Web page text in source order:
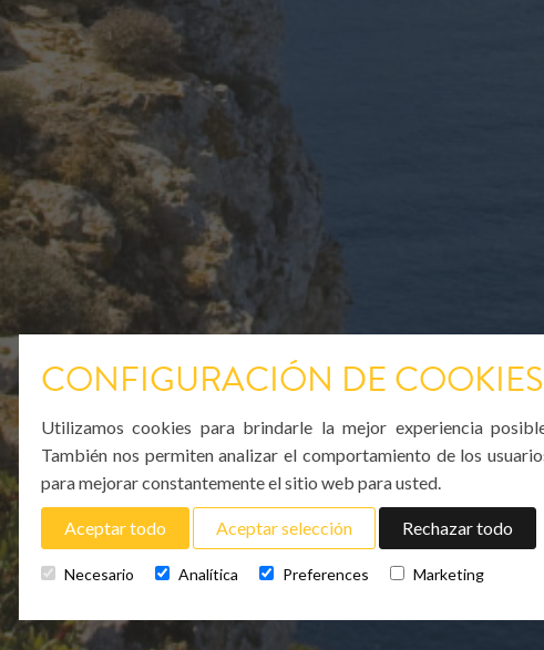
CONFIGURACIÓN DE COOKIES
Utilizamos cookies para brindarle la mejor experiencia
También nos permiten analizar el comportamiento de los
para mejorar constantemente el sitio web para usted.
Aceptar todo Aceptar selección Rechazar todo
Necesario Analítica Preferences Marketing